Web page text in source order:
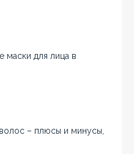
маски для лица в
– плюсы и минусы,